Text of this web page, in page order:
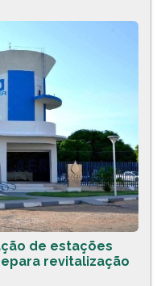
de estações
revitalização